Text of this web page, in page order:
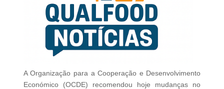
A Organização para a Cooperação e Desenvolvimento
Económico (OCDE) recomendou hoje mudanças no